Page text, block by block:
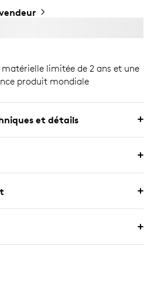
limitée de 2 ans et une
produit mondiale
et détails